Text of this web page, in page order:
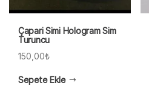
Çapari Simi Hologram Sim
Turuncu
150,00₺
Sepete Ekle